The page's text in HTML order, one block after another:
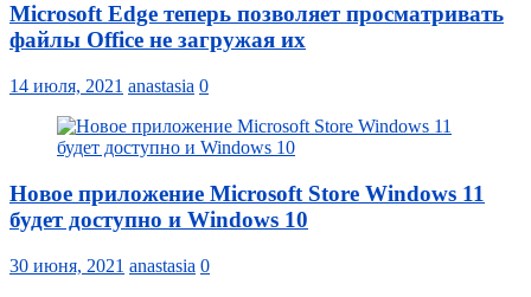
Microsoft Edge теперь позволяет просматривать
файлы Office не загружая их
14 июля, 2021 anastasia 0
Новое приложение Microsoft Store Windows 11
будет доступно и Windows 10
30 июня, 2021 anastasia 0